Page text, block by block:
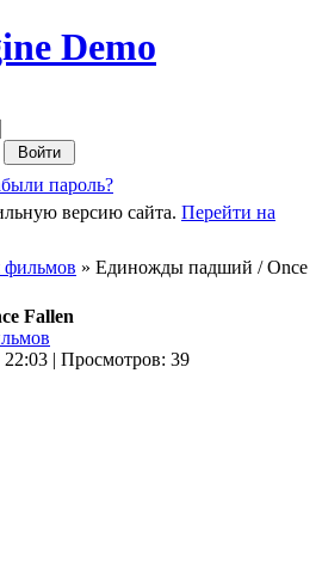
Demo
пароль?
версию сайта. Перейти на
» Единожды падший / Once
Fallen
22:03 | Просмотров: 39